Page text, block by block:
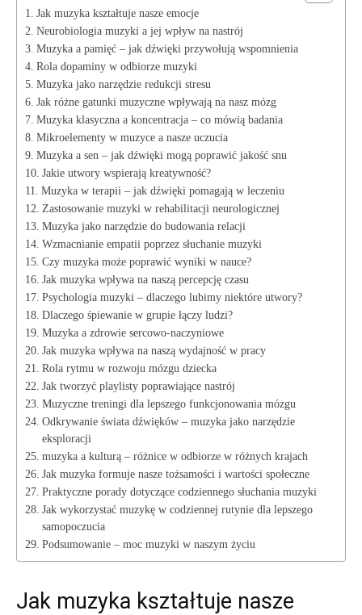
Jak muzyka kształtuje nasze emocje
Neurobiologia muzyki a jej wpływ na nastrój
Muzyka a pamięć – jak dźwięki przywołują wspomnienia
Rola dopaminy w odbiorze muzyki
Muzyka jako narzędzie redukcji stresu
Jak różne gatunki muzyczne wpływają na nasz mózg
Muzyka klasyczna a koncentracja – co mówią badania
Mikroelementy w muzyce a nasze uczucia
Muzyka a sen – jak dźwięki mogą poprawić jakość snu
Jakie utwory wspierają kreatywność?
Muzyka w terapii – jak dźwięki pomagają w leczeniu
Zastosowanie muzyki w rehabilitacji neurologicznej
Muzyka jako narzędzie do budowania relacji
Wzmacnianie empatii poprzez słuchanie muzyki
Czy muzyka może poprawić wyniki w nauce?
Jak muzyka wpływa na naszą percepcję czasu
Psychologia muzyki – dlaczego lubimy niektóre utwory?
Dlaczego śpiewanie w grupie łączy ludzi?
Muzyka a zdrowie sercowo-naczyniowe
Jak muzyka wpływa na naszą wydajność w pracy
Rola rytmu w rozwoju mózgu dziecka
Jak tworzyć playlisty poprawiające nastrój
Muzyczne treningi dla lepszego funkcjonowania mózgu
Odkrywanie świata dźwięków – muzyka jako narzędzie
eksploracji
muzyka a kulturą – różnice w odbiorze w różnych krajach
Jak muzyka formuje nasze tożsamości i wartości społeczne
Praktyczne porady dotyczące codziennego słuchania muzyki
Jak wykorzystać muzykę w codziennej rutynie dla lepszego
samopoczucia
Podsumowanie – moc muzyki w naszym życiu
Jak muzyka kształtuje nasze